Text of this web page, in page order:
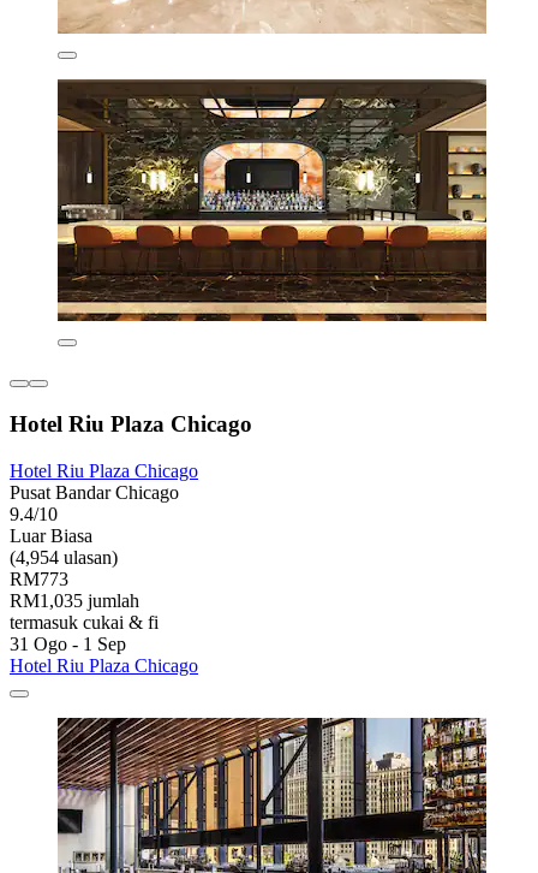
Hotel Riu Plaza Chicago
Hotel Riu Plaza Chicago
Pusat Bandar Chicago
9.4/10
Luar Biasa
(4,954 ulasan)
RM773
RM1,035 jumlah
termasuk cukai & fi
31 Ogo - 1 Sep
Hotel Riu Plaza Chicago